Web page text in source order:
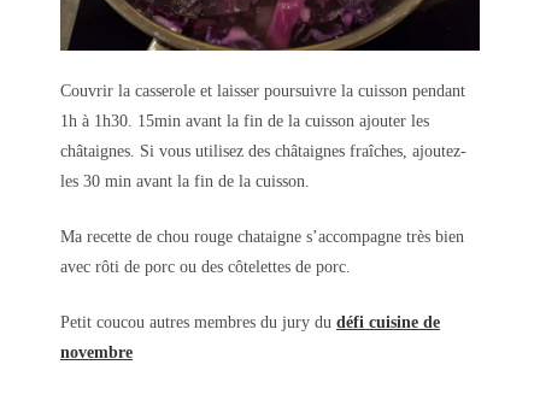
Couvrir la casserole et laisser poursuivre la cuisson pendant
1h à 1h30. 15min avant la fin de la cuisson ajouter les
châtaignes. Si vous utilisez des châtaignes fraîches, ajoutez-
les 30 min avant la fin de la cuisson.
Ma recette de chou rouge chataigne s’accompagne très bien
avec rôti de porc ou des côtelettes de porc.
Petit coucou autres membres du jury du défi cuisine de
novembre